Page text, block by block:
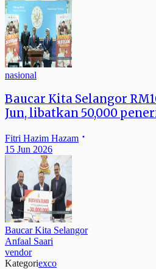
nasional
Baucar Kita Selangor
Jun, libatkan 50,000
Fitri Hazim Hazam
15 Jun 2026
Baucar Kita Selangor
Anfaal Saari
vendor
Kategoriexco